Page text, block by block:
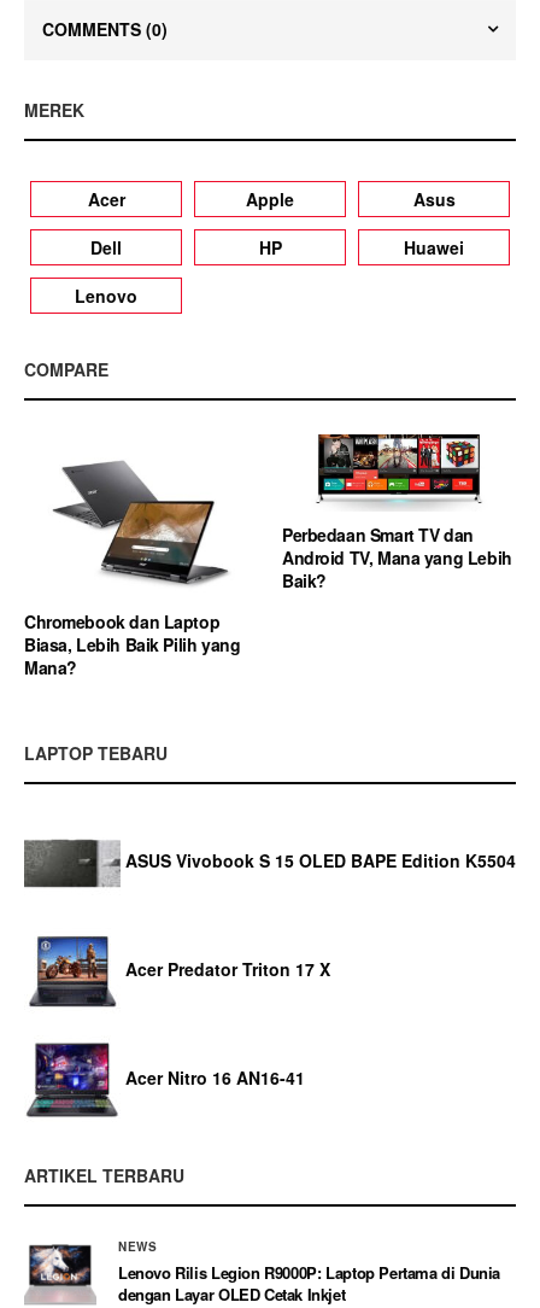
COMMENTS (0)
MEREK
Acer Apple
Asus
Dell
HP
Huawei
Lenovo
COMPARE
Chromebook dan Laptop
Biasa, Lebih Baik Pilih yang
Mana?
Perbedaan Smart TV dan
Android TV, Mana yang Lebih
Baik?
LAPTOP TEBARU
ASUS Vivobook S 15 OLED BAPE Edition K5504
Acer Predator Triton 17 X
Acer Nitro 16 AN16-41
ARTIKEL TERBARU
NEWS
Lenovo Rilis Legion R9000P: Laptop Pertama di Dunia
dengan Layar OLED Cetak Inkjet